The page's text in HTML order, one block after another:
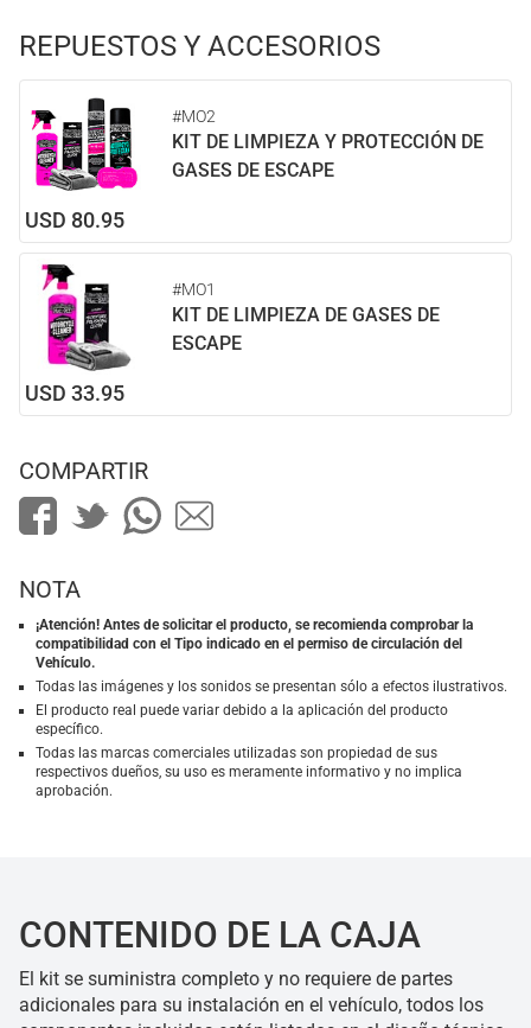
REPUESTOS Y ACCESORIOS
#MO2
KIT DE LIMPIEZA Y PROTECCIÓN DE
GASES DE ESCAPE
USD 80.95
#MO1
KIT DE LIMPIEZA DE GASES DE
ESCAPE
USD 33.95
COMPARTIR
NOTA
¡Atención! Antes de solicitar el producto, se recomienda comprobar la
compatibilidad con el Tipo indicado en el permiso de circulación del
Vehículo.
Todas las imágenes y los sonidos se presentan sólo a efectos ilustrativos.
El producto real puede variar debido a la aplicación del producto
específico.
Todas las marcas comerciales utilizadas son propiedad de sus
respectivos dueños, su uso es meramente informativo y no implica
aprobación.
CONTENIDO DE LA CAJA
El kit se suministra completo y no requiere de partes
adicionales para su instalación en el vehículo, todos los